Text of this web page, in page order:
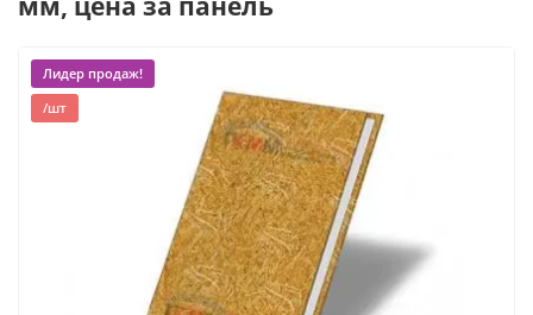
Лидер продаж!
/шт